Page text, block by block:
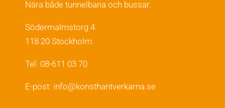
Nära både tunnelbana och bussar.
Södermalmstorg 4
118 20 Stockholm
Tel: 08-611 03 70
E-post: info@konsthantverkarna.se